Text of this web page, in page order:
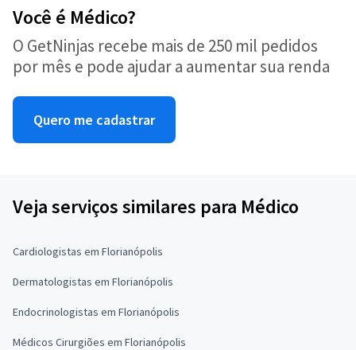
Você é Médico?
O GetNinjas recebe mais de 250 mil pedidos
por mês e pode ajudar a aumentar sua renda
Quero me cadastrar
Veja serviços similares para Médico
Cardiologistas em Florianópolis
Dermatologistas em Florianópolis
Endocrinologistas em Florianópolis
Médicos Cirurgiões em Florianópolis